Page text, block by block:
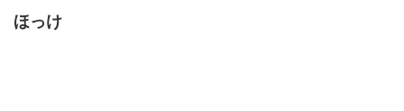
ほっけ